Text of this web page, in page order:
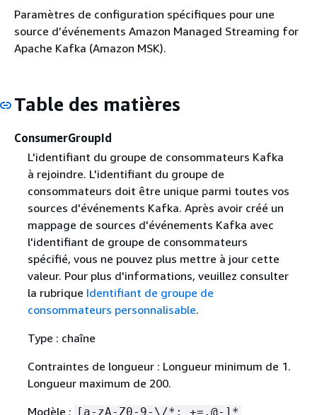
Paramètres de configuration spécifiques pour une
source d’événements Amazon Managed Streaming for
Apache Kafka (Amazon MSK).
Table des matières
ConsumerGroupId
L'identifiant du groupe de consommateurs Kafka
à rejoindre. L'identifiant du groupe de
consommateurs doit être unique parmi toutes vos
sources d'événements Kafka. Après avoir créé un
mappage de sources d'événements Kafka avec
l'identifiant de groupe de consommateurs
spécifié, vous ne pouvez plus mettre à jour cette
valeur. Pour plus d'informations, veuillez consulter
la rubrique Identifiant de groupe de
consommateurs personnalisable.
Type : chaîne
Contraintes de longueur : Longueur minimum de 1.
Longueur maximum de 200.
Modèle : [a-zA-Z0-9-\/*:_+=.@-]*